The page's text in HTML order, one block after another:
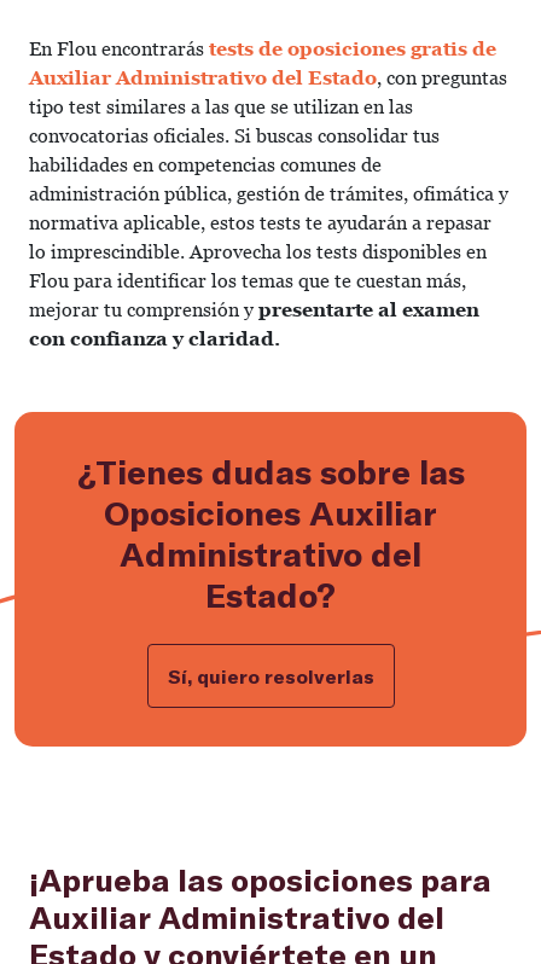
En Flou encontrarás tests de oposiciones gratis de
Auxiliar Administrativo del Estado, con preguntas
tipo test similares a las que se utilizan en las
convocatorias oficiales. Si buscas consolidar tus
habilidades en competencias comunes de
administración pública, gestión de trámites, ofimática y
normativa aplicable, estos tests te ayudarán a repasar
lo imprescindible. Aprovecha los tests disponibles en
Flou para identificar los temas que te cuestan más,
mejorar tu comprensión y presentarte al examen
con confianza y claridad.
¿Tienes dudas sobre las
Oposiciones Auxiliar
Administrativo del
Estado?
Sí, quiero resolverlas
¡Aprueba las oposiciones para
Auxiliar Administrativo del
Estado y conviértete en un